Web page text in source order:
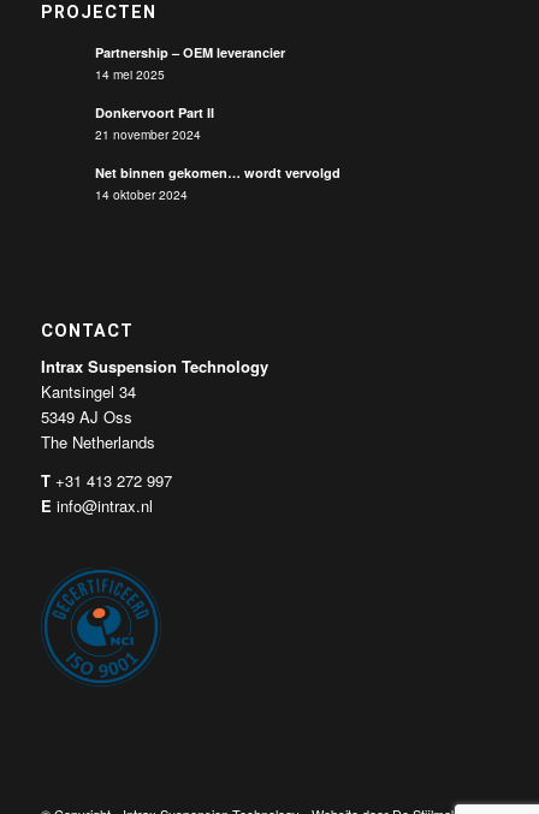
PROJECTEN
Partnership – OEM leverancier
14 mei 2025
Donkervoort Part II
21 november 2024
Net binnen gekomen… wordt vervolgd
14 oktober 2024
CONTACT
Intrax Suspension Technology
Kantsingel 34
5349 AJ Oss
The Netherlands
T +31 413 272 997
E info@intrax.nl